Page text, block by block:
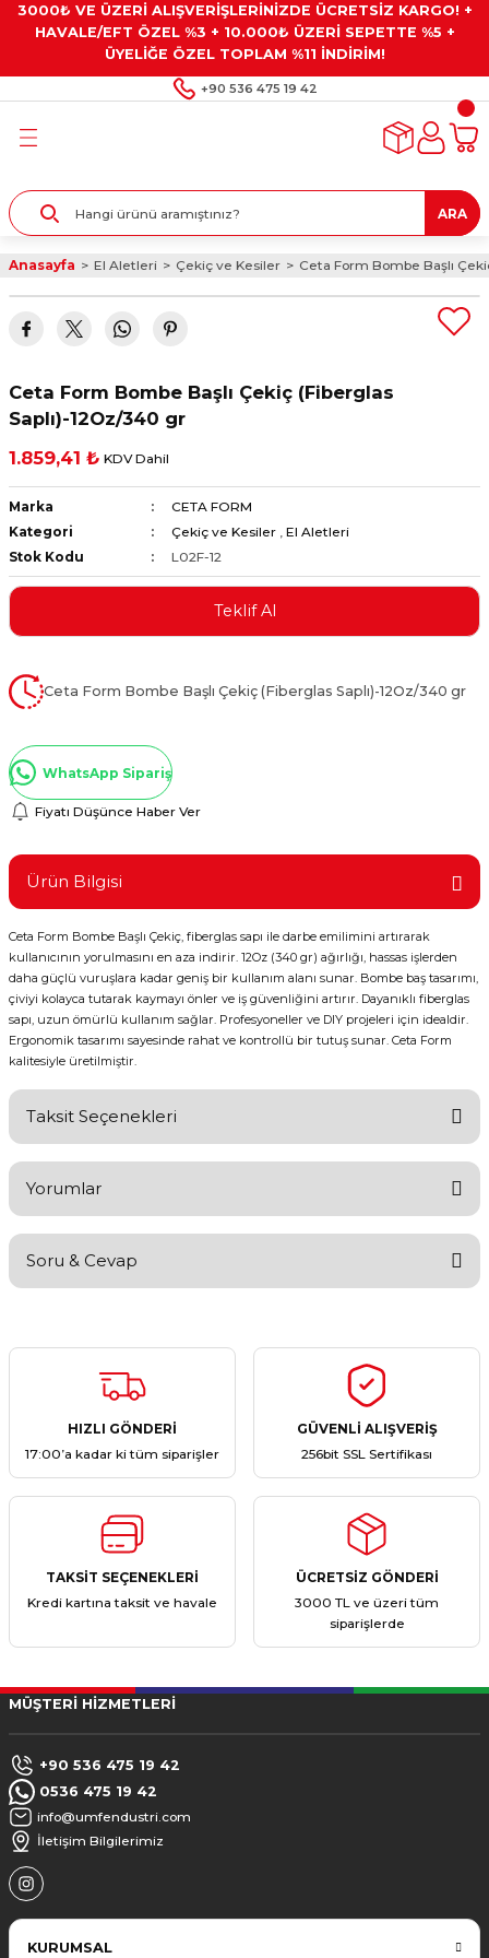
3000₺ VE ÜZERİ ALIŞVERİŞLERİNİZDE ÜCRETSİZ KARGO! +
HAVALE/EFT ÖZEL %3 + 10.000₺ ÜZERİ SEPETTE %5 +
ÜYELİĞE ÖZEL TOPLAM %11 İNDİRİM!
+90 536 475 19 42
Geri Dön
Kaplamalar
Geri Dön
Geri Dön
Gresler
Geri Dön
Alet Setleri
ve Multimetreler
ve Penseler
Geri Dön
Taşları ve
ARA
Anasayfa El Aletleri Çekiç ve Kesiler Ceta Form Bombe Başlı
Ceta Form Bombe Başlı Çekiç (Fiberglas
Saplı)-12Oz/340 gr
1.859,41 ₺ KDV Dahil
Marka
CETA FORM
Kategori
Çekiç ve Kesiler , El Aletleri
Stok Kodu
L02F-12
Teklif Al
Ceta Form Bombe Başlı Çekiç (Fiberglas Saplı)-12Oz/340 gr
WhatsApp Sipariş
Fiyatı Düşünce Haber Ver
Ürün Bilgisi
Ceta Form Bombe Başlı Çekiç, fiberglas sapı ile darbe emilimini artırarak
kullanıcının yorulmasını en aza indirir. 12Oz (340 gr) ağırlığı, hassas işlerden
daha güçlü vuruşlara kadar geniş bir kullanım alanı sunar. Bombe baş tasarımı,
çiviyi kolayca tutarak kaymayı önler ve iş güvenliğini artırır. Dayanıklı fiberglas
sapı, uzun ömürlü kullanım sağlar. Profesyoneller ve DIY projeleri için idealdir.
Ergonomik tasarımı sayesinde rahat ve kontrollü bir tutuş sunar. Ceta Form
kalitesiyle üretilmiştir.
Taksit Seçenekleri
Yorumlar
Yorum Yaz
Soru & Cevap
Ürün hakkında henüz soru sorulmamış.
HIZLI GÖNDERİ
17:00’a kadar ki tüm siparişler
GÜVENLİ ALIŞVERİŞ
256bit SSL Sertifikası
TAKSİT SEÇENEKLERİ
Kredi kartına taksit ve havale
ÜCRETSİZ GÖNDERİ
3000 TL ve üzeri tüm
siparişlerde
MÜŞTERİ HİZMETLERİ
+90 536 475 19 42
0536 475 19 42
info@umfendustri.com
İletişim Bilgilerimiz
KURUMSAL